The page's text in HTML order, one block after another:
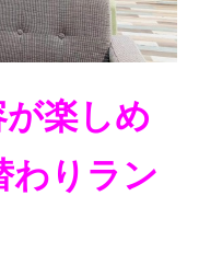
楽しめ
わりラン